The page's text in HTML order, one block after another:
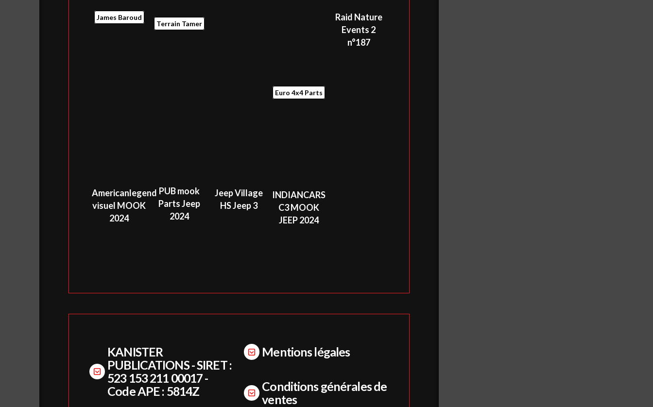
Raid Nature
Events 2
n°187
Americanlegend
visuel MOOK
2024
PUB mook
Parts Jeep
2024
Jeep Village
HS Jeep 3
INDIANCARS
C3 MOOK
JEEP 2024
KANISTER
PUBLICATIONS - SIRET :
523 153 211 00017 -
Code APE : 5814Z
Mentions légales
Conditions générales de
ventes